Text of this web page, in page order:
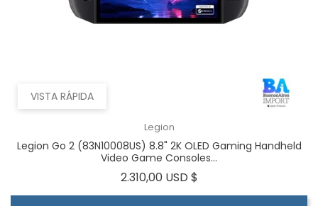
VISTA RÁPIDA
Legion
Legion Go 2 (83N10008US) 8.8" 2K OLED Gaming Handheld
Video Game Consoles...
2.310,00 USD $